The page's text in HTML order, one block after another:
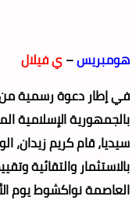
هومبريس–ي فيلال
في إطار دعوة رسمية من
بالجمهورية الإسلامية
سيديا، قام كريم زيدان،
بالاستثمار والتقائية